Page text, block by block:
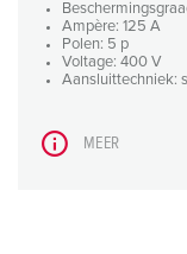
Ampère: 125 A
Polen: 5 p
Voltage: 400 V
Aansluittechniek:
MEER